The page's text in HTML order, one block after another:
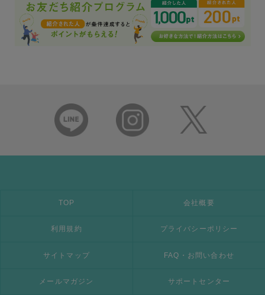
TOP 会社概要
利用規約 プライバシーポリシー
サイトマップ FAQ・お問い合わせ
メールマガジン サポートセンター